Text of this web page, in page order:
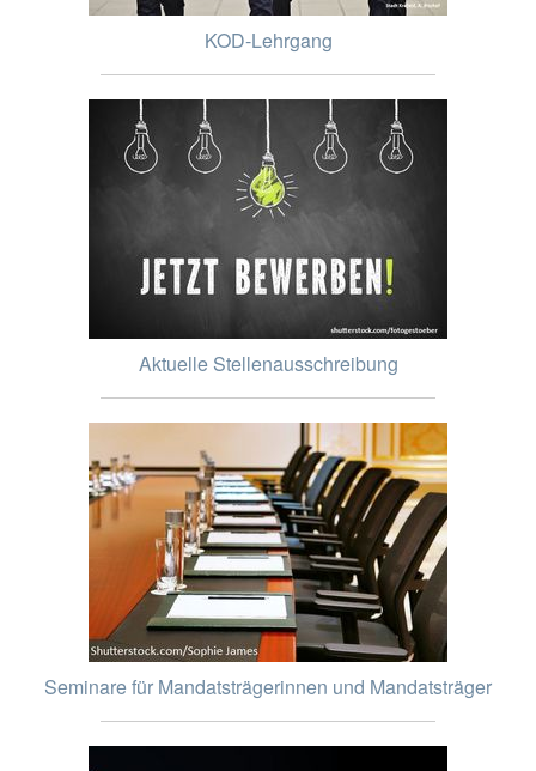
KOD-Lehrgang
Aktuelle Stellenausschreibung
Seminare für Mandatsträgerinnen und Mandatsträger